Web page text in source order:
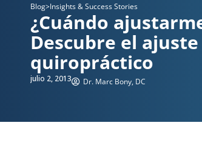
Blog>Insights & Success Stories
¿Cuándo
Descubre el ajuste
quiropráctico
julio 2, 2013 Dr. Marc Bony, DC